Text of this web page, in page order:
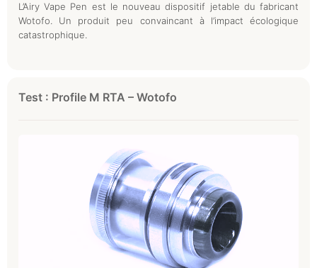
L’Airy Vape Pen est le nouveau dispositif jetable du fabricant
Wotofo. Un produit peu convaincant à l’impact écologique
catastrophique.
Test : Profile M RTA – Wotofo